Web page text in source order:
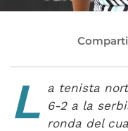
L a tenista
6-2 a la
ronda del